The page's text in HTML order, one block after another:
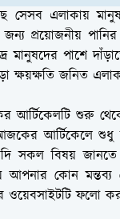
সেসব এলাকায়
জন্য প্রয়োজনীয়
মানুষদের পাশে
ক্ষয়ক্ষতি জনিত
শুরু
আর্টিকেলে
সকল বিষয়
কোন মন্তব্য
ওয়েবসাইটটি ফলো